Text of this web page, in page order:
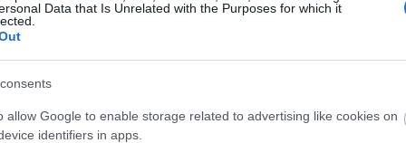
Data that Is Unrelated with the Purposes for which it
allow Google to enable storage related to advertising like cookies on
identifiers in apps.
μείωση στα επίπεδα της ιντερλευκίνης-6 (IL-6), μιας
Συγκεκριμένα, τα επίπεδα μειώθηκαν από 2,57